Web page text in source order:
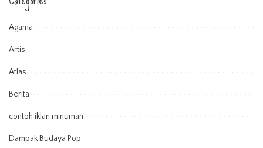
Agama
Artis
Atlas
Berita
contoh iklan minuman
Dampak Budaya Pop